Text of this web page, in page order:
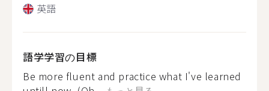
英語
語学学習の目標
Be more fluent and practice what I've learned